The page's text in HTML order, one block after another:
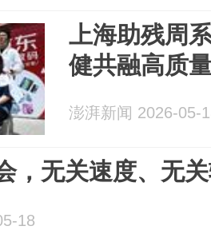
上海助残周
健共融高质
澎湃新闻 2026-05-
，无关速度、无
18